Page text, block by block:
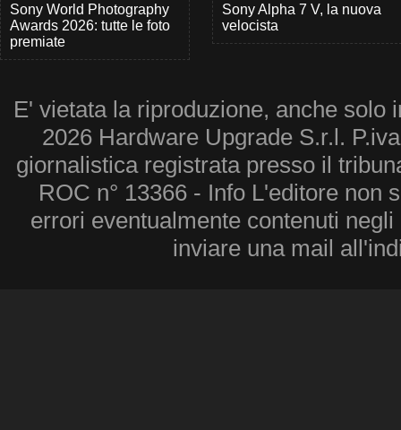
Sony World Photography
Awards 2026: tutte le foto
premiate
Sony Alpha 7 V, la nuova
velocista
E' vietata la riproduzione, anche solo
2026 Hardware Upgrade S.r.l.
giornalistica registrata presso il
ROC n° 13366 - Info L'editore non
errori eventualmente contenuti
inviare una mail